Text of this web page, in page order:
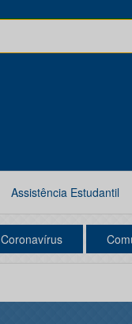
Assistência Estudantil
Coronavírus